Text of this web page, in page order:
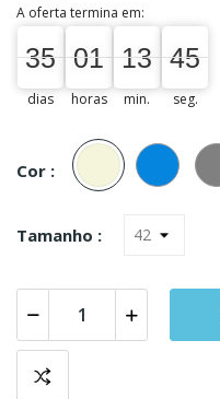
A oferta termina em:
35
35
00
dias
01
01
00
horas
13
13
00
min.
45
44
45
seg.
Cor :
Bege Azul
Tamanho :